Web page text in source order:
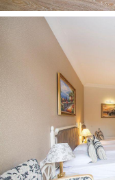
skalbykla už
kirpykla yra
parduotuvės yra
užkandžių baras yra
Pramogos ir sportas:
žaidimų
petankė
golfas už
viešbučio, 9 ir 18
stalo futbolas
sauna nemokamai
smiginis nemokamai